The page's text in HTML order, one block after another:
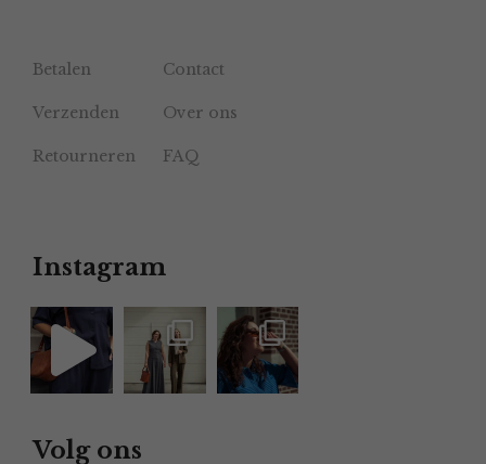
Betalen Contact
Verzenden Over ons
Retourneren FAQ
Instagram
Volg ons